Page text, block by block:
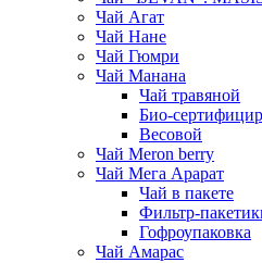
Чай Агат
Чай Нане
Чай Гюмри
Чай Манана
Чай травяной
Био-
Весовой
Чай Meron berry
Чай Мега Арарат
Чай в пакете
Фильтр-
Гофроупаковка
Чай Амарас